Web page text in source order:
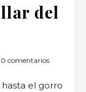
del
0 comentarios
el gorro